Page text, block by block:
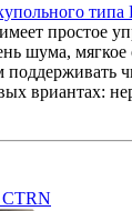
типа
имеет простое
шума, мягкое
вриантах: